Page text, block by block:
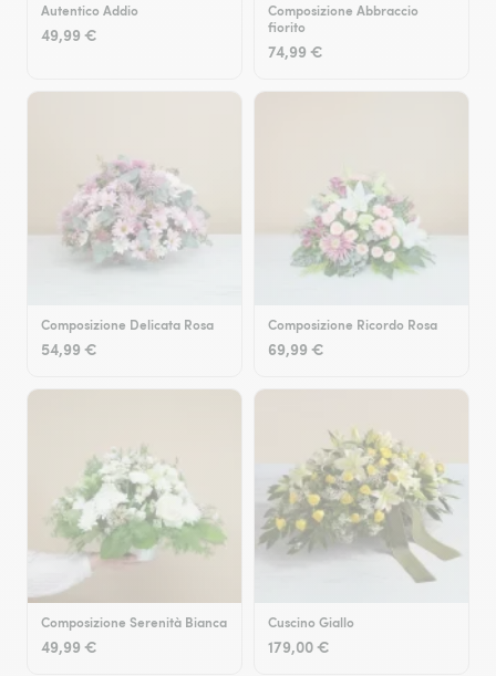
Autentico Addio
49,99 €
Composizione Abbraccio
fiorito
74,99 €
Composizione Delicata Rosa
54,99 €
Composizione Ricordo Rosa
69,99 €
Composizione Serenità Bianca
49,99 €
Cuscino Giallo
179,00 €